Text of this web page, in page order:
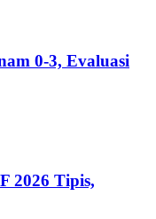
0-3, Evaluasi
2026 Tipis,